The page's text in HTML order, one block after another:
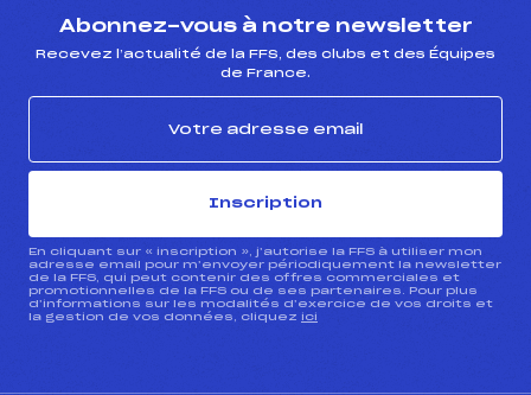
Abonnez-vous à notre newsletter
Recevez l’actualité de la FFS, des clubs et des Équipes
de France.
Inscription
En cliquant sur « inscription », j’autorise la FFS à utiliser mon
adresse email pour m’envoyer périodiquement la newsletter
de la FFS, qui peut contenir des offres commerciales et
promotionnelles de la FFS ou de ses partenaires. Pour plus
d’informations sur les modalités d’exercice de vos droits et
la gestion de vos données, cliquez ici